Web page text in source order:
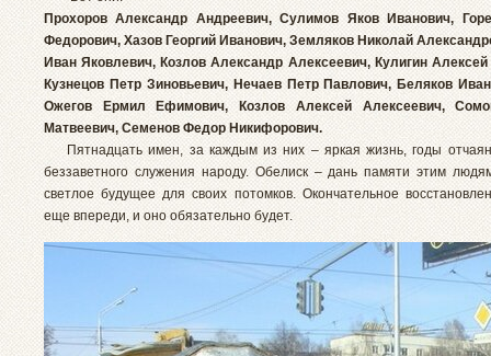
Прохоров Александр Андреевич, Сулимов Яков Иванович,
Федорович, Хазов Георгий Иванович, Земляков Николай
Иван Яковлевич, Козлов Александр Алексеевич, Кулигин Алексей
Кузнецов Петр Зиновьевич, Нечаев Петр Павлович, Беляков
Ожегов Ермил Ефимович, Козлов Алексей Алексеевич,
Матвеевич, Семенов Федор Никифорович.
Пятнадцать имен, за каждым из них – яркая жизнь, годы
беззаветного служения народу. Обелиск – дань памяти этим
светлое будущее для своих потомков. Окончательное
еще впереди, и оно обязательно будет.